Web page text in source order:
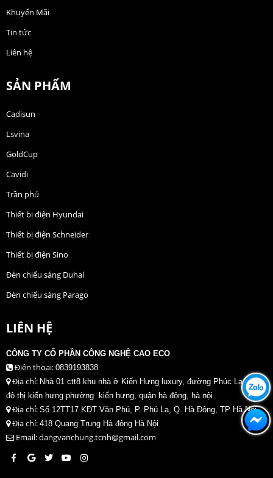
Khuyến Mãi
Tin tức
Liên hệ
SẢN PHẨM
Cadisun
Lsvina
GoldCup
Cavidi
Trần phú
Thiết bị điện Hyundai
Thiết bị điện Schneider
Thiết bị điện Sino
Đèn chiếu sáng Duhal
Đèn chiếu sáng Parago
LIÊN HỆ
CÔNG TY CỔ PHẦN CÔNG NGHỆ CAO ECO
Điện thoại: 0839193838
Địa chỉ: Nhà 01 ctt8 khu nhà ở Kiến Hưng luxury, đường Phúc La, khu
đô thị kiến hưng phường kiến hưng, quận hà đông, hà nội
Địa chỉ: Số 12TT17 KĐT Văn Phú, P. Phú La, Q. Hà Đông, TP Hà Nội
Địa chỉ: 418 Quang Trung Hà đông Hà Nội
Email: dangvanchung.tcnh@gmail.com